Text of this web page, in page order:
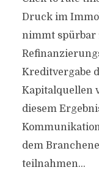
Druck im
nimmt spürbar
Kreditvergabe
Kapitalquellen
diesem
dem
teilnahmen...